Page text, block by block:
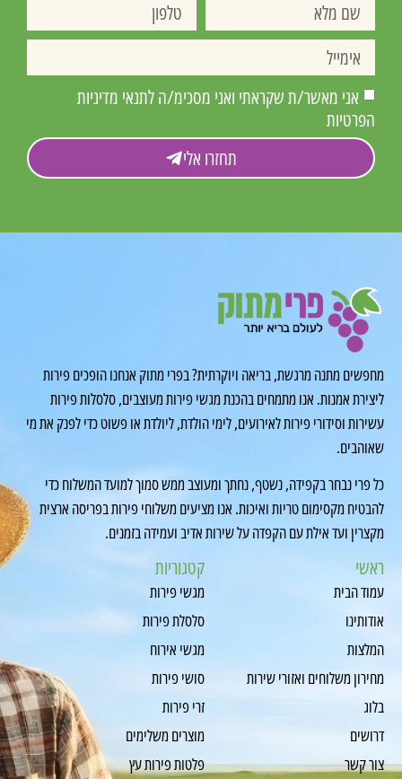
אני מאשר/ת שקראתי ואני מסכימ/ה לתנאי מדיניות
הפרטיות
תחזרו אלי
מחפשים מתנה מרגשת, בריאה ויוקרתית? בפרי מתוק אנחנו הופכים פירות
ליצירת אמנות. אנו מתמחים בהכנת מגשי פירות מעוצבים, סלסלות פירות
עשירות וסידורי פירות לאירועים, לימי הולדת, ליולדת או פשוט כדי לפנק את מי
שאוהבים.
כל פרי נבחר בקפידה, נשטף, נחתך ומעוצב ממש סמוך למועד המשלוח כדי
להבטיח מקסימום טריות ואיכות. אנו מציעים משלוחי פירות בפריסה ארצית
מקצרין ועד אילת עם הקפדה על שירות אדיב ועמידה בזמנים.
ראשי
עמוד הבית
אודותינו
המלצות
מחירון משלוחים ואזורי שירות
בלוג
דרושים
צור קשר
קטגוריות
מגשי פירות
סלסלת פירות
מגשי אירוח
סושי פירות
זרי פירות
מוצרים משלימים
פלטות פירות עץ